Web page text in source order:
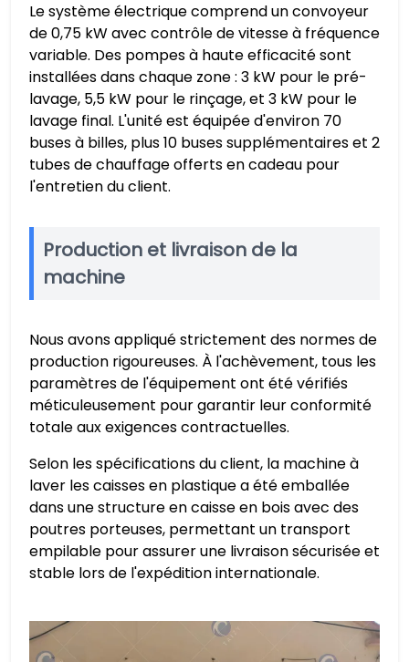
Le système électrique comprend un convoyeur
de 0,75 kW avec contrôle de vitesse à fréquence
variable. Des pompes à haute efficacité sont
installées dans chaque zone : 3 kW pour le pré-
lavage, 5,5 kW pour le rinçage, et 3 kW pour le
lavage final. L'unité est équipée d'environ 70
buses à billes, plus 10 buses supplémentaires et 2
tubes de chauffage offerts en cadeau pour
l'entretien du client.
Production et livraison de la
machine
Nous avons appliqué strictement des normes de
production rigoureuses. À l'achèvement, tous les
paramètres de l'équipement ont été vérifiés
méticuleusement pour garantir leur conformité
totale aux exigences contractuelles.
Selon les spécifications du client, la machine à
laver les caisses en plastique a été emballée
dans une structure en caisse en bois avec des
poutres porteuses, permettant un transport
empilable pour assurer une livraison sécurisée et
stable lors de l'expédition internationale.